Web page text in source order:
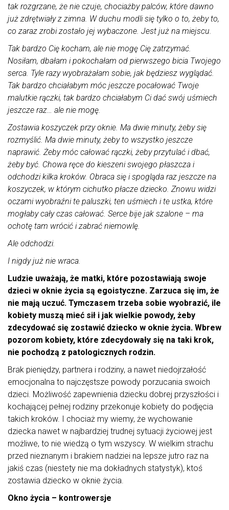
tak rozgrzane, że nie czuje, chociażby palców, które dawno
już zdrętwiały z zimna. W duchu modli się tylko o to, żeby to,
co zaraz zrobi zostało jej wybaczone. Jest już na miejscu.
Tak bardzo Cię kocham, ale nie mogę Cię zatrzymać.
Nosiłam, dbałam i pokochałam od pierwszego bicia Twojego
serca. Tyle razy wyobrażałam sobie, jak będziesz wyglądać.
Tak bardzo chciałabym móc jeszcze pocałować Twoje
malutkie rączki, tak bardzo chciałabym Ci dać swój uśmiech
jeszcze raz… ale nie mogę.
Zostawia koszyczek przy oknie. Ma dwie minuty, żeby się
rozmyślić. Ma dwie minuty, żeby to wszystko jeszcze
naprawić. Żeby móc całować rączki, żeby przytulać i dbać,
żeby być. Chowa ręce do kieszeni swojego płaszcza i
odchodzi kilka kroków. Obraca się i spogląda raz jeszcze na
koszyczek, w którym cichutko płacze dziecko. Znowu widzi
oczami wyobraźni te paluszki, ten uśmiech i te ustka, które
mogłaby cały czas całować. Serce bije jak szalone – ma
ochotę tam wrócić i zabrać niemowlę.
Ale odchodzi.
I nigdy już nie wraca.
Ludzie uważają, że matki, które pozostawiają swoje
dzieci w oknie życia są egoistyczne. Zarzuca się im, że
nie mają uczuć. Tymczasem trzeba sobie wyobrazić, ile
kobiety muszą mieć sił i jak wielkie powody, żeby
zdecydować się zostawić dziecko w oknie życia. Wbrew
pozorom kobiety, które zdecydowały się na taki krok,
nie pochodzą z patologicznych rodzin.
Brak pieniędzy, partnera i rodziny, a nawet niedojrzałość
emocjonalna to najczęstsze powody porzucania swoich
dzieci. Możliwość zapewnienia dziecku dobrej przyszłości i
kochającej pełnej rodziny przekonuje kobiety do podjęcia
takich kroków. I chociaż my wiemy, że wychowanie
dziecka nawet w najbardziej trudnej sytuacji życiowej jest
możliwe, to nie wiedzą o tym wszyscy. W wielkim strachu
przed nieznanym i brakiem nadziei na lepsze jutro raz na
jakiś czas (niestety nie ma dokładnych statystyk), ktoś
zostawia dziecko w oknie życia.
Okno życia – kontrowersje